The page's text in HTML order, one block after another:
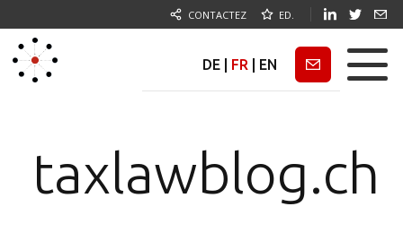
CONTACTEZ ED.
DE FR EN Newsletter
taxlawblog.ch